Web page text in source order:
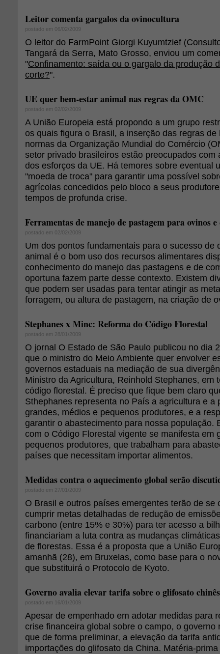
Leitor comenta gargalos da ovinocultura
postado em 06/02/2009
O leitor do FarmPoint Giorgi Kuyumtzief
Tangará da Serra, Mato Grosso, enviou um
"Confinamento: saída ou o gargalo da produção
corte?".
UE quer bem-estar animal nas regras da OMC
postado em 02/02/2009
A União Europeia está propondo a um grupo
os quais figura o Brasil, a inserção das regras
normas da Organização Mundial do Comércio
setor privado brasileiros estão preocupados com
dos esforços da UE. Há temores sobre eventual
"moeda de troca" para garantir uma possível
agrícolas concedidos pelo bloco a seus
tempos de profunda crise.
Ferramentas de manejo de pastagem para ovinos
postado em 02/02/2009
Um dos pontos fundamentais para o sucesso de
animal é o bom uso dos recursos alimentares
conhecimento do manejo das pastagens e de
oportuna fazem parte desse contexto. Existem
que podem ser usadas para tentar atingir as
forragem, ou altura de pastagem, na criação de
Stephanes x Minc: Reforma do Código Florestal
postado em 28/01/2009
O jornal O Estado de São Paulo publicou no dia
que o ministro do Meio Ambiente quer envolver
governos estaduais na mediação de sua
Ministro da Agricultura, Reinhold Stephanes, em
código florestal. É preciso que fique bem claro
Sthephanes representa no País a agricultura e a
grandes, médios e pequenos produtores, e a
garantir o abastecimento para nossa população.
com o Código Florestal vigente se manifesta em
pequenos produtores, que trabalham para
países que necessitam importar alimentos.
Medidas contra o aquecimento global serão
postado em 27/01/2009
O Brasil e outros países emergentes terão de se
cumprir metas detalhadas de redução de
carbono (entre 15% e 30%) para ter acesso a
financiariam a luta contra as mudanças
de florestas. Essa é a proposta que a União
amanhã (28), em Bruxelas, como base para o
que substituirá o Protocolo de Kyoto.
Governo avalia elevar tarifa sobre o glifosato chinês
postado em 16/01/2009
Apesar de empenhado em adotar medidas para
crise financeira global sobre o campo, o governo
que de forma preliminar, a elevação da tarifa
importações do glifosato da China. Matéria-